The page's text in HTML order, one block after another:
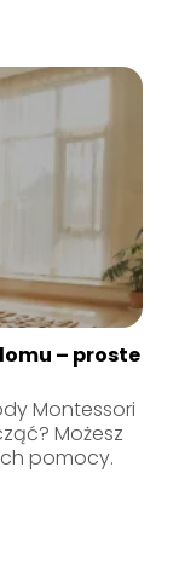
– proste
Montessori
Możesz
pomocy.